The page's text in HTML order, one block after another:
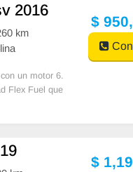
2016
km
un motor 6.
Flex Fuel que
$
$